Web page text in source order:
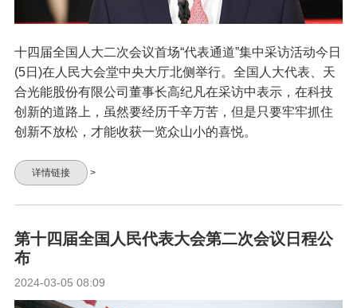
十四届全国人大二次会议首场“代表通道”集中采访活动今日
(5日)在人民大会堂中央大厅北侧举行。全国人大代表、天
合光能股份有限公司董事长高纪凡在采访中表示，在科技
创新的道路上，虽然要经历千辛万苦，但是只要牢牢抓住
创新不放松，才能收获一览众山小的喜悦。
详情链接 >
第十四届全国人民代表大会第二次会议日程公
布
2024-03-05 08:09